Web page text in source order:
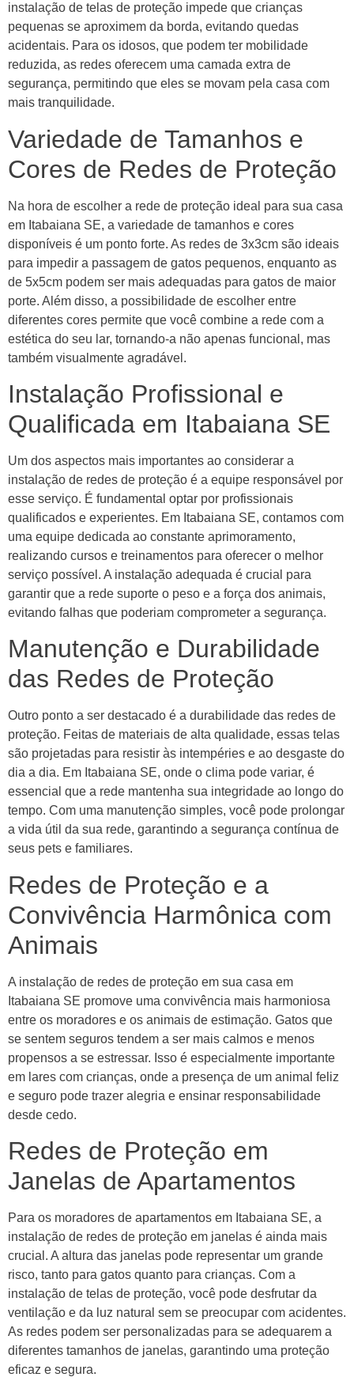
instalação de telas de proteção impede que crianças
pequenas se aproximem da borda, evitando quedas
acidentais. Para os idosos, que podem ter mobilidade
reduzida, as redes oferecem uma camada extra de
segurança, permitindo que eles se movam pela casa com
mais tranquilidade.
Variedade de Tamanhos e
Cores de Redes de Proteção
Na hora de escolher a rede de proteção ideal para sua casa
em Itabaiana SE, a variedade de tamanhos e cores
disponíveis é um ponto forte. As redes de 3x3cm são ideais
para impedir a passagem de gatos pequenos, enquanto as
de 5x5cm podem ser mais adequadas para gatos de maior
porte. Além disso, a possibilidade de escolher entre
diferentes cores permite que você combine a rede com a
estética do seu lar, tornando-a não apenas funcional, mas
também visualmente agradável.
Instalação Profissional e
Qualificada em Itabaiana SE
Um dos aspectos mais importantes ao considerar a
instalação de redes de proteção é a equipe responsável por
esse serviço. É fundamental optar por profissionais
qualificados e experientes. Em Itabaiana SE, contamos com
uma equipe dedicada ao constante aprimoramento,
realizando cursos e treinamentos para oferecer o melhor
serviço possível. A instalação adequada é crucial para
garantir que a rede suporte o peso e a força dos animais,
evitando falhas que poderiam comprometer a segurança.
Manutenção e Durabilidade
das Redes de Proteção
Outro ponto a ser destacado é a durabilidade das redes de
proteção. Feitas de materiais de alta qualidade, essas telas
são projetadas para resistir às intempéries e ao desgaste do
dia a dia. Em Itabaiana SE, onde o clima pode variar, é
essencial que a rede mantenha sua integridade ao longo do
tempo. Com uma manutenção simples, você pode prolongar
a vida útil da sua rede, garantindo a segurança contínua de
seus pets e familiares.
Redes de Proteção e a
Convivência Harmônica com
Animais
A instalação de redes de proteção em sua casa em
Itabaiana SE promove uma convivência mais harmoniosa
entre os moradores e os animais de estimação. Gatos que
se sentem seguros tendem a ser mais calmos e menos
propensos a se estressar. Isso é especialmente importante
em lares com crianças, onde a presença de um animal feliz
e seguro pode trazer alegria e ensinar responsabilidade
desde cedo.
Redes de Proteção em
Janelas de Apartamentos
Para os moradores de apartamentos em Itabaiana SE, a
instalação de redes de proteção em janelas é ainda mais
crucial. A altura das janelas pode representar um grande
risco, tanto para gatos quanto para crianças. Com a
instalação de telas de proteção, você pode desfrutar da
ventilação e da luz natural sem se preocupar com acidentes.
As redes podem ser personalizadas para se adequarem a
diferentes tamanhos de janelas, garantindo uma proteção
eficaz e segura.